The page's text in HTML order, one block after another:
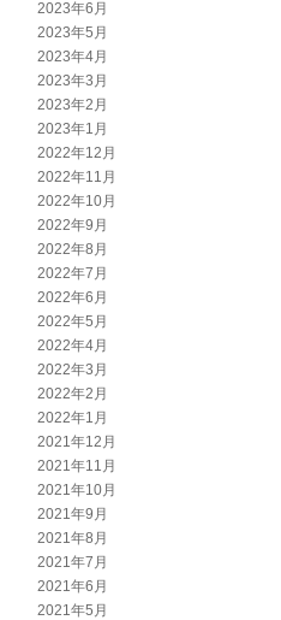
2023年6月
2023年5月
2023年4月
2023年3月
2023年2月
2023年1月
2022年12月
2022年11月
2022年10月
2022年9月
2022年8月
2022年7月
2022年6月
2022年5月
2022年4月
2022年3月
2022年2月
2022年1月
2021年12月
2021年11月
2021年10月
2021年9月
2021年8月
2021年7月
2021年6月
2021年5月